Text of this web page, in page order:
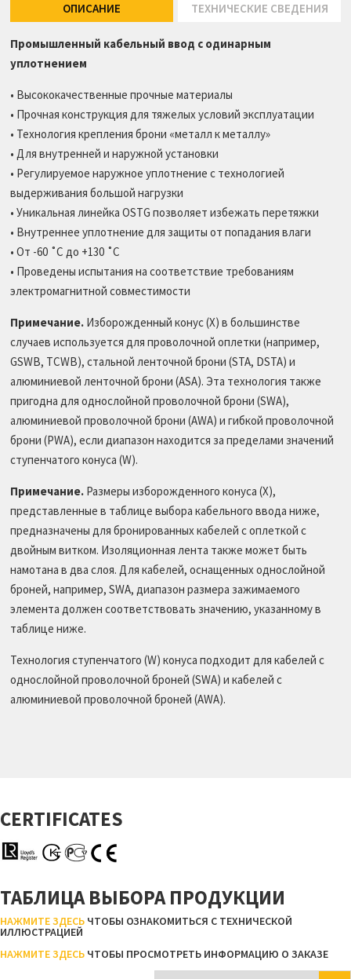
ОПИСАНИЕ ТЕХНИЧЕСКИЕ СВЕДЕНИЯ
Промышленный кабельный ввод с одинарным
уплотнением
• Высококачественные прочные материалы
• Прочная конструкция для тяжелых условий эксплуатации
• Технология крепления брони «металл к металлу»
• Для внутренней и наружной установки
• Регулируемое наружное уплотнение с технологией
выдерживания большой нагрузки
• Уникальная линейка OSTG позволяет избежать перетяжки
• Внутреннее уплотнение для защиты от попадания влаги
• От -60 ˚C до +130 ˚C
• Проведены испытания на соответствие требованиям
электромагнитной совместимости
Примечание. Изборожденный конус (X) в большинстве
случаев используется для проволочной оплетки (например,
GSWB, TCWB), стальной ленточной брони (STA, DSTA) и
алюминиевой ленточной брони (ASA). Эта технология также
пригодна для однослойной проволочной брони (SWA),
алюминиевой проволочной брони (AWA) и гибкой проволочной
брони (PWA), если диапазон находится за пределами значений
ступенчатого конуса (W).
Примечание. Размеры изборожденного конуса (X),
представленные в таблице выбора кабельного ввода ниже,
предназначены для бронированных кабелей с оплеткой с
двойным витком. Изоляционная лента также может быть
намотана в два слоя. Для кабелей, оснащенных однослойной
броней, например, SWA, диапазон размера зажимаемого
элемента должен соответствовать значению, указанному в
таблице ниже.
Технология ступенчатого (W) конуса подходит для кабелей с
однослойной проволочной броней (SWA) и кабелей с
алюминиевой проволочной броней (AWA).
CERTIFICATES
ТАБЛИЦА ВЫБОРА ПРОДУКЦИИ
НАЖМИТЕ ЗДЕСЬ ЧТОБЫ ОЗНАКОМИТЬСЯ С ТЕХНИЧЕСКОЙ
ИЛЛЮСТРАЦИЕЙ
НАЖМИТЕ ЗДЕСЬ ЧТОБЫ ПРОСМОТРЕТЬ ИНФОРМАЦИЮ О ЗАКАЗЕ